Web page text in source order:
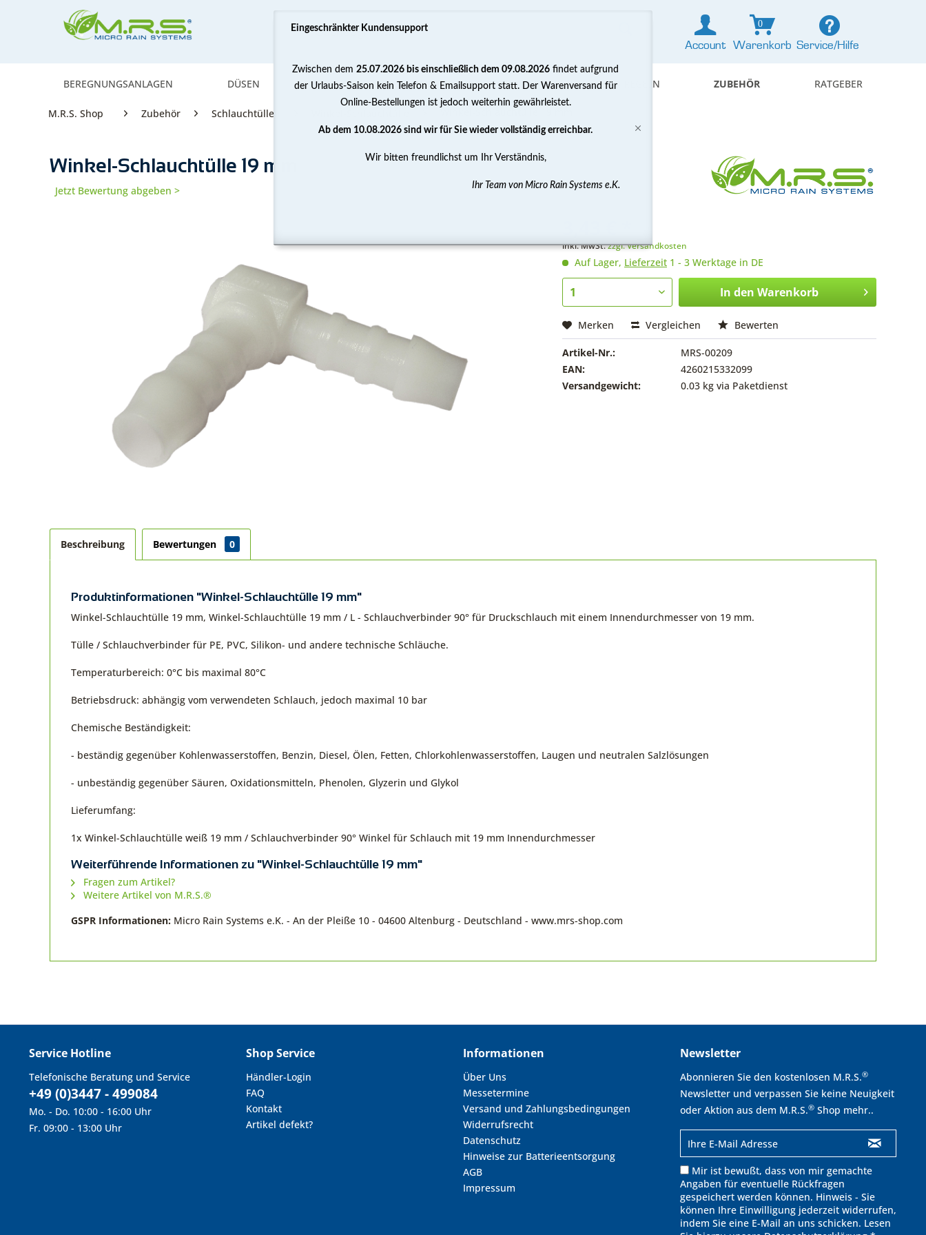
Service/Hilfe
Account
0
Warenkorb
BEREGNUNGSANLAGEN DÜSEN PUMPEN WASSERAUFBEREITUNG MESSEN & REGELN ZUBEHÖR RATGEBER
M.R.S. Shop Zubehör Schlauchtüllen Winkel-Schlauchtülle 19 mm
Winkel-Schlauchtülle 19 mm
Jetzt Bewertung abgeben >
inkl. MwSt.zzgl. Versandkosten
Auf Lager, Lieferzeit 1 - 3 Werktage in DE
In den Warenkorb
Merken Vergleichen Bewerten
Artikel-Nr.:
MRS-00209
EAN:
4260215332099
Versandgewicht:
0.03 kg via Paketdienst
Beschreibung Bewertungen 0
Produktinformationen "Winkel-Schlauchtülle 19 mm"
Winkel-Schlauchtülle 19 mm, Winkel-Schlauchtülle 19 mm / L - Schlauchverbinder 90° für Druckschlauch mit einem Innendurchmesser von 19 mm.
Tülle / Schlauchverbinder für PE, PVC, Silikon- und andere technische Schläuche.
Temperaturbereich: 0°C bis maximal 80°C
Betriebsdruck: abhängig vom verwendeten Schlauch, jedoch maximal 10 bar
Chemische Beständigkeit:
- beständig gegenüber Kohlenwasserstoffen, Benzin, Diesel, Ölen, Fetten, Chlorkohlenwasserstoffen, Laugen und neutralen Salzlösungen
- unbeständig gegenüber Säuren, Oxidationsmitteln, Phenolen, Glyzerin und Glykol
Lieferumfang:
1x Winkel-Schlauchtülle weiß 19 mm / Schlauchverbinder 90° Winkel für Schlauch mit 19 mm Innendurchmesser
Weiterführende Informationen zu "Winkel-Schlauchtülle 19 mm"
Fragen zum Artikel?
Weitere Artikel von M.R.S.®
GSPR Informationen: Micro Rain Systems e.K. - An der Pleiße 10 - 04600 Altenburg - Deutschland - www.mrs-shop.com
Service Hotline
Telefonische Beratung und Service
+49 (0)3447 - 499084
Mo. - Do. 10:00 - 16:00 Uhr
Fr. 09:00 - 13:00 Uhr
Shop Service
Händler-Login
FAQ
Kontakt
Artikel defekt?
Informationen
Über Uns
Messetermine
Versand und Zahlungsbedingungen
Widerrufsrecht
Datenschutz
Hinweise zur Batterieentsorgung
AGB
Impressum
Newsletter
Abonnieren Sie den kostenlosen M.R.S.®
Newsletter und verpassen Sie keine Neuigkeit
oder Aktion aus dem M.R.S.® Shop mehr..
Mir ist bewußt, dass von mir gemachte
Angaben für eventuelle Rückfragen
gespeichert werden können. Hinweis - Sie
können Ihre Einwilligung jederzeit widerrufen,
indem Sie eine E-Mail an uns schicken. Lesen
Eingeschränkter Kundensupport
Zwischen dem 25.07.2026 bis einschließlich dem 09.08.2026 findet aufgrund
der Urlaubs-Saison kein Telefon & Emailsupport statt. Der Warenversand für
Online-Bestellungen ist jedoch weiterhin gewährleistet.
Ab dem 10.08.2026 sind wir für Sie wieder vollständig erreichbar.
Wir bitten freundlichst um Ihr Verständnis,
Ihr Team von Micro Rain Systems e.K.